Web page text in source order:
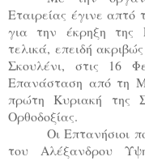
Εταιρείας έγινε
για την έκρηξη της
τελικά, επειδή
Σκουλένι, στις 16
Επανάσταση από τη
πρώτη Κυριακή της
Ορθοδοξίας.
Οι Επτανήσιοι
του Αλέξανδρου